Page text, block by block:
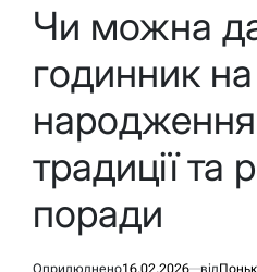
Чи можна
годинник
традиції та
поради
Оприлюднено16.02.2026 від